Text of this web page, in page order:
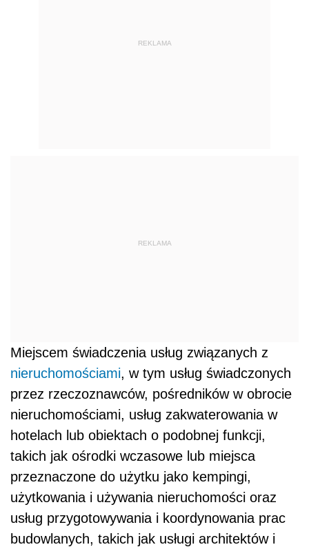
REKLAMA
REKLAMA
Miejscem świadczenia usług związanych z
nieruchomościami, w tym usług świadczonych
przez rzeczoznawców, pośredników w obrocie
nieruchomościami, usług zakwaterowania w
hotelach lub obiektach o podobnej funkcji,
takich jak ośrodki wczasowe lub miejsca
przeznaczone do użytku jako kempingi,
użytkowania i używania nieruchomości oraz
usług przygotowywania i koordynowania prac
budowlanych, takich jak usługi architektów i